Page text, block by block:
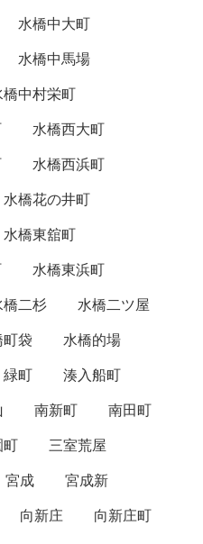
水橋中大町
水橋中馬場
橋中村栄町
水橋西大町
水橋西浜町
水橋花の井町
水橋東舘町
水橋東浜町
橋二杉
水橋二ツ屋
袋
水橋的場
緑町
湊入船町
南新町
南田町
町
三室荒屋
宮成
宮成新
向新庄
向新庄町